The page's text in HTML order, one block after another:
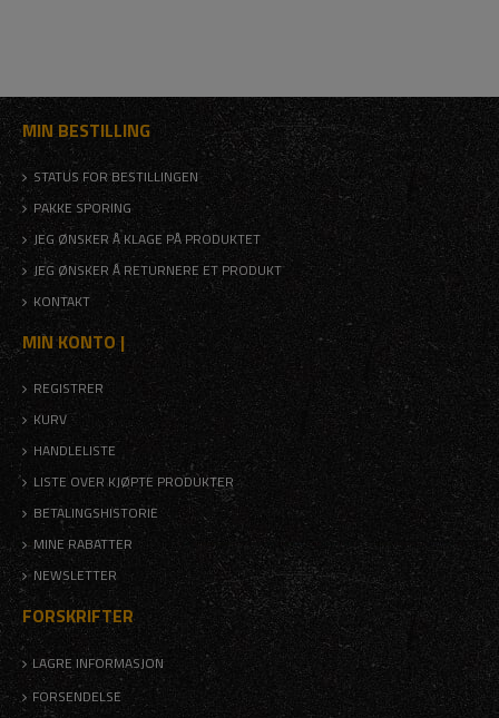
MIN BESTILLING
STATUS FOR BESTILLINGEN
PAKKE SPORING
JEG ØNSKER Å KLAGE PÅ PRODUKTET
JEG ØNSKER Å RETURNERE ET PRODUKT
KONTAKT
MIN KONTO |
REGISTRER
KURV
HANDLELISTE
LISTE OVER KJØPTE PRODUKTER
BETALINGSHISTORIE
MINE RABATTER
NEWSLETTER
FORSKRIFTER
LAGRE INFORMASJON
FORSENDELSE